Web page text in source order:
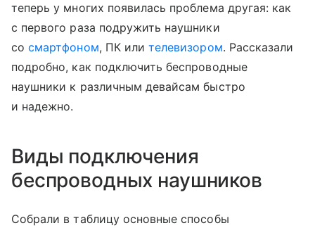
теперь у многих появилась проблема другая: как
с первого раза подружить наушники
сосмартфоном, ПК илителевизором. Рассказали
подробно, как подключить беспроводные
наушники к различным девайсам быстро
и надежно.
Виды подключения
беспроводных наушников
Собрали в таблицу основные способы